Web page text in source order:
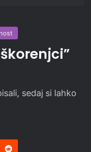
sedaj si lahko
Reddit